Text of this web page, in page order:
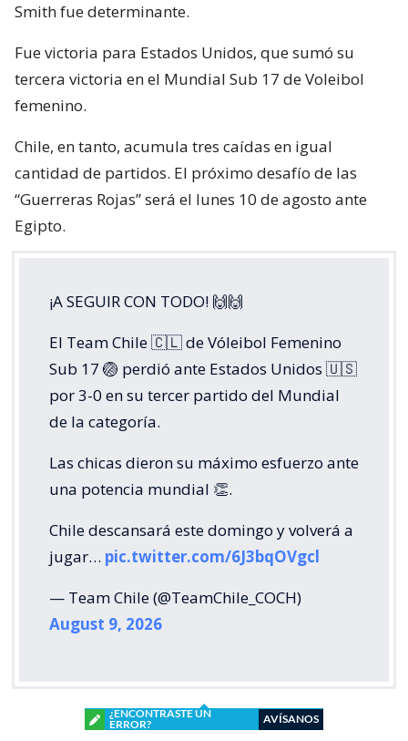
Smith fue determinante.
Fue victoria para Estados Unidos, que sumó su
tercera victoria en el Mundial Sub 17 de Voleibol
femenino.
Chile, en tanto, acumula tres caídas en igual
cantidad de partidos. El próximo desafío de las
“Guerreras Rojas” será el lunes 10 de agosto ante
Egipto.
¡A SEGUIR CON TODO! 🙌🙌
El Team Chile 🇨🇱 de Vóleibol Femenino
Sub 17 🏐 perdió ante Estados Unidos 🇺🇸
por 3-0 en su tercer partido del Mundial
de la categoría.
Las chicas dieron su máximo esfuerzo ante
una potencia mundial 👏.
Chile descansará este domingo y volverá a
jugar… pic.twitter.com/6J3bqOVgcl
— Team Chile (@TeamChile_COCH)
August 9, 2026
¿ENCONTRASTE UN
ERROR?
AVÍSANOS